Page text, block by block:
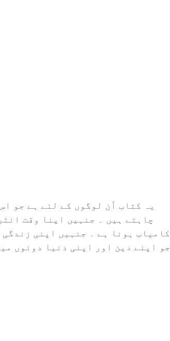
چاہتے ہیں ۔ جنہیں اپنا وقت
کامیاب ہونا ہے ۔ جنہیں اپنی
جو اپنے دین اور اپنی دنیا دونوں